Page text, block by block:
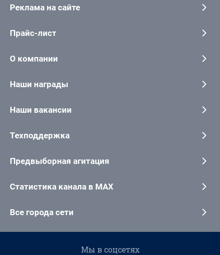
Реклама на сайте
Прайс-лист
О компании
Наши награды
Наши вакансии
Техподдержка
Предвыборная агитация
Статистика канала в MAX
Все города сети
Мы в соцсетях